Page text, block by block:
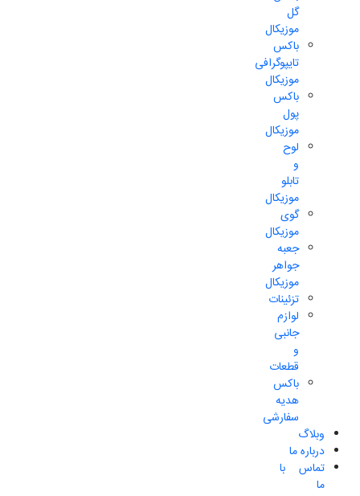
گل
موزیکال
باکس
تایپوگرافی
موزیکال
باکس
پول
موزیکال
لوح
و
تابلو
موزیکال
گوی
موزیکال
جعبه
جواهر
موزیکال
تزئینات
لوازم
جانبی
و
قطعات
باکس
هدیه
سفارشی
وبلاگ
درباره ما
تماس با
ما